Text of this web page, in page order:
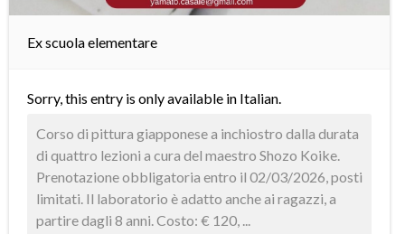
Ex scuola elementare
Sorry, this entry is only available in Italian.
Corso di pittura giapponese a inchiostro dalla durata
di quattro lezioni a cura del maestro Shozo Koike.
Prenotazione obbligatoria entro il 02/03/2026, posti
limitati. Il laboratorio è adatto anche ai ragazzi, a
partire dagli 8 anni. Costo: € 120, ...